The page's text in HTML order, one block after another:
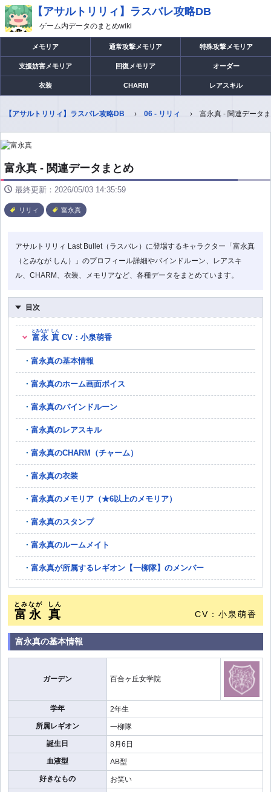
【アサルトリリィ】ラスバレ攻略DB
ゲーム内データのまとめwiki
メモリア 通常攻撃メモリア 特殊攻撃メモリア
支援妨害メモリア 回復メモリア オーダー
衣装 CHARM レアスキル
【アサルトリリィ】ラスバレ攻略DB 06 - リリィ 富永真 - 関連データ
富永真 - 関連データまとめ
最終更新：2026/05/03 14:35:59
リリィ 富永真
アサルトリリィ Last Bullet（ラスバレ）に登場するキャラクター「富永真
（とみなが しん）」のプロフィール詳細やバインドルーン、レアスキ
ル、CHARM、衣装、メモリアなど、各種データをまとめています。
目次
富永
とみなが
真
しん
CV：小泉萌香
富永真の基本情報
富永真のホーム画面ボイス
富永真のバインドルーン
富永真のレアスキル
富永真のCHARM（チャーム）
富永真の衣装
富永真のメモリア（★6以上のメモリア）
富永真のスタンプ
富永真のルームメイト
富永真が所属するレギオン【一柳隊】のメンバー
富永
とみなが
真
しん
CV：小泉萌香
富永真の基本情報
ガーデン 百合ヶ丘女学院
学年
2年生
所属レギオン
一柳隊
誕生日
8月6日
血液型
AB型
好きなもの
お笑い